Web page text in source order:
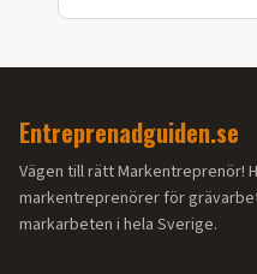
Entreprenadguiden.se
Vägen till rätt Markentreprenör!
markentreprenörer för
markarbeten i hela Sverige.